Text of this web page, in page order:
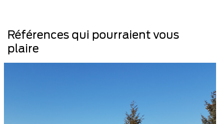
Références qui pourraient vous
plaire